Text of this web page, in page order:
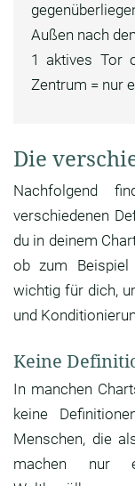
Außen nach
1 aktives Tor
Zentrum = nur
Die
Nachfolgend
verschiedenen
du in deinem
ob zum
wichtig für dich,
und
Keine
In manchen
keine
Menschen, die
machen nur